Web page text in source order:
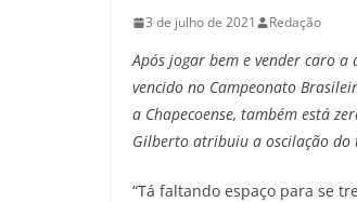
3 de julho de 2021 Redação
Após jogar bem e vender caro
vencido no Campeonato
a Chapecoense, também está
Gilberto atribuiu a oscilação
“Tá faltando espaço para se